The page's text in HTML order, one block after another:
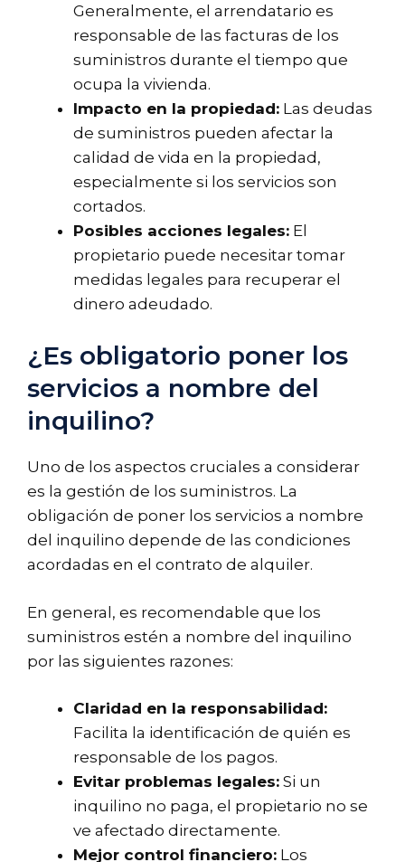
Generalmente, el arrendatario es
responsable de las facturas de los
suministros durante el tiempo que
ocupa la vivienda.
Impacto en la propiedad: Las deudas
de suministros pueden afectar la
calidad de vida en la propiedad,
especialmente si los servicios son
cortados.
Posibles acciones legales: El
propietario puede necesitar tomar
medidas legales para recuperar el
dinero adeudado.
¿Es obligatorio poner los
servicios a nombre del
inquilino?
Uno de los aspectos cruciales a considerar
es la gestión de los suministros. La
obligación de poner los servicios a nombre
del inquilino depende de las condiciones
acordadas en el contrato de alquiler.
En general, es recomendable que los
suministros estén a nombre del inquilino
por las siguientes razones:
Claridad en la responsabilidad:
Facilita la identificación de quién es
responsable de los pagos.
Evitar problemas legales: Si un
inquilino no paga, el propietario no se
ve afectado directamente.
Mejor control financiero: Los